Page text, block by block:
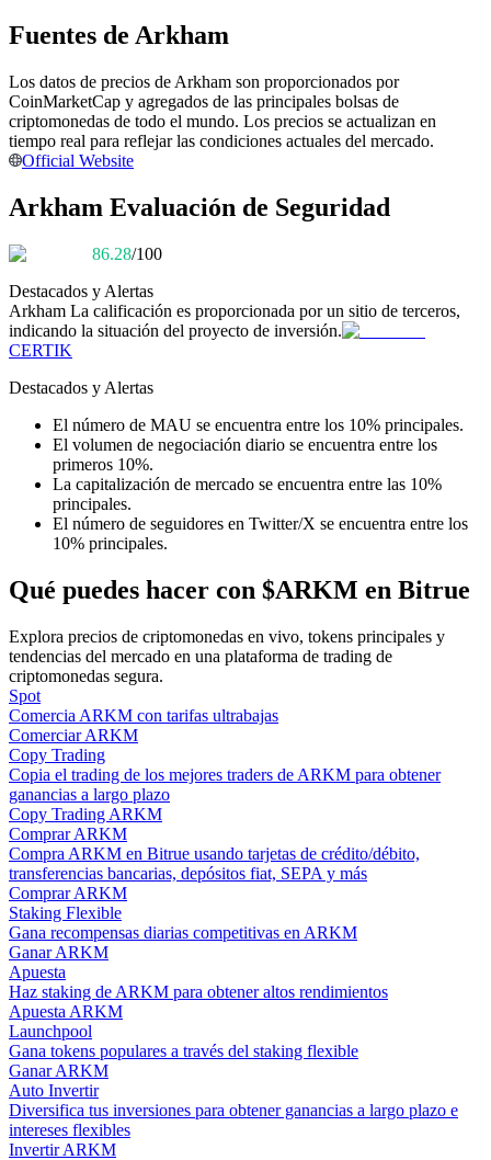
Conviértete en un Trader de Copia
Disfruta del reparto de beneficios y comisiones de copy trading
Información
Análisis de big data que incluye información comercial, etc.
Guía de inicio de futuros
Estrategias comerciales
Aprenda cómo mantenerse rentable
Earn
Fuentes de Arkham
Los datos de precios de Arkham son proporcionados por
CoinMarketCap y agregados de las principales bolsas de
criptomonedas de todo el mundo. Los precios se actualizan en
tiempo real para reflejar las condiciones actuales del mercado.
Official Website
Arkham Evaluación de Seguridad
86.28/100
Destacados y Alertas
Arkham La calificación es proporcionada por un sitio de terceros,
indicando la situación del proyecto de inversión.
CERTIK
Destacados y Alertas
El número de MAU se encuentra entre los 10% principales.
El volumen de negociación diario se encuentra entre los
primeros 10%.
La capitalización de mercado se encuentra entre las 10%
principales.
El número de seguidores en Twitter/X se encuentra entre los
10% principales.
Qué puedes hacer con $ARKM en Bitrue
Explora precios de criptomonedas en vivo, tokens principales y
tendencias del mercado en una plataforma de trading de
criptomonedas segura.
Spot
Comercia ARKM con tarifas ultrabajas
Comerciar ARKM
Copy Trading
Copia el trading de los mejores traders de ARKM para obtener
ganancias a largo plazo
Copy Trading ARKM
Comprar ARKM
Compra ARKM en Bitrue usando tarjetas de crédito/débito,
transferencias bancarias, depósitos fiat, SEPA y más
Comprar ARKM
Staking Flexible
Gana recompensas diarias competitivas en ARKM
Ganar ARKM
Apuesta
Haz staking de ARKM para obtener altos rendimientos
Apuesta ARKM
Launchpool
Gana tokens populares a través del staking flexible
Ganar ARKM
Auto Invertir
Diversifica tus inversiones para obtener ganancias a largo plazo e
intereses flexibles
Invertir ARKM